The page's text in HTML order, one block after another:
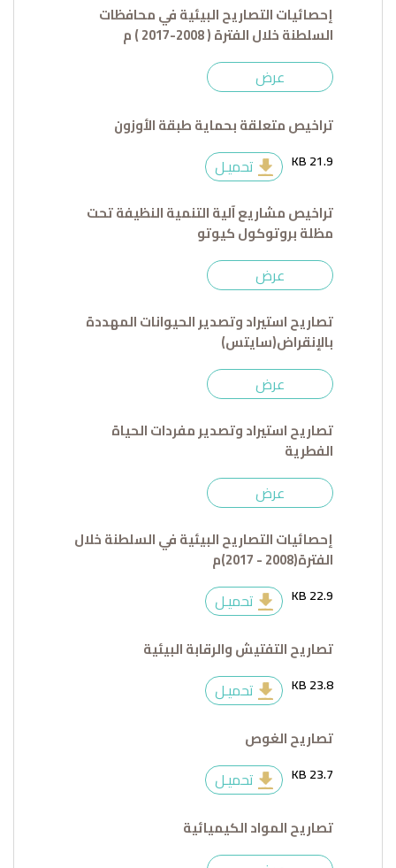
إحصائيات التصاريح البيئية في محافظات
السلطنة خلال الفترة ( 2008-2017 ) م
عرض
تراخيص متعلقة بحماية طبقة الأوزون
21.9 KB تحميـل
تراخيص مشاريع آلية التنمية النظيفة تحت
مظلة بروتوكول كيوتو
عرض
تصاريح استيراد وتصدير الحيوانات المهددة
بالإنقراض(سايتس)
عرض
تصاريح استيراد وتصدير مفردات الحياة
الفطرية
عرض
إحصائيات التصاريح البيئية في السلطنة خلال
الفترة(2008 - 2017)م
22.9 KB تحميـل
تصاريح التفتيش والرقابة البيئية
23.8 KB تحميـل
تصاريح الغوص
23.7 KB تحميـل
تصاريح المواد الكيميائية